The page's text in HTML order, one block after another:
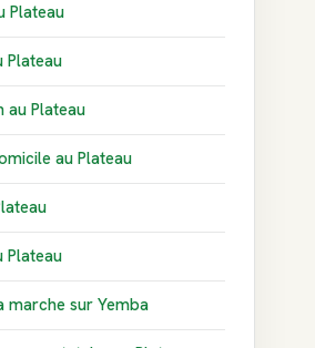
Plateau
Plateau
au Plateau
au Plateau
Plateau
marche sur Yemba